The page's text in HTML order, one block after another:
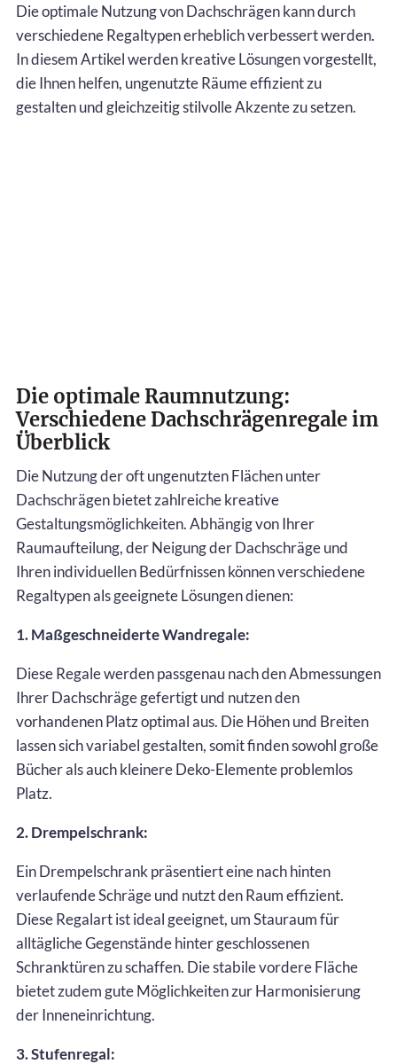
Die optimale Nutzung von Dachschrägen kann durch
verschiedene Regaltypen erheblich verbessert werden.
In diesem Artikel werden kreative Lösungen vorgestellt,
die Ihnen helfen, ungenutzte Räume effizient zu
gestalten und gleichzeitig stilvolle Akzente zu setzen.
Die optimale Raumnutzung:
Verschiedene Dachschrägenregale im
Überblick
Die Nutzung der oft ungenutzten Flächen unter
Dachschrägen bietet zahlreiche kreative
Gestaltungsmöglichkeiten. Abhängig von Ihrer
Raumaufteilung, der Neigung der Dachschräge und
Ihren individuellen Bedürfnissen können verschiedene
Regaltypen als geeignete Lösungen dienen:
1. Maßgeschneiderte Wandregale:
Diese Regale werden passgenau nach den Abmessungen
Ihrer Dachschräge gefertigt und nutzen den
vorhandenen Platz optimal aus. Die Höhen und Breiten
lassen sich variabel gestalten, somit finden sowohl große
Bücher als auch kleinere Deko-Elemente problemlos
Platz.
2. Drempelschrank:
Ein Drempelschrank präsentiert eine nach hinten
verlaufende Schräge und nutzt den Raum effizient.
Diese Regalart ist ideal geeignet, um Stauraum für
alltägliche Gegenstände hinter geschlossenen
Schranktüren zu schaffen. Die stabile vordere Fläche
bietet zudem gute Möglichkeiten zur Harmonisierung
der Inneneinrichtung.
3. Stufenregal: